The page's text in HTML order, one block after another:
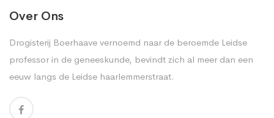
Over Ons
Drogisterij Boerhaave vernoemd naar de beroemde Leidse
professor in de geneeskunde, bevindt zich al meer dan een
eeuw langs de Leidse haarlemmerstraat.